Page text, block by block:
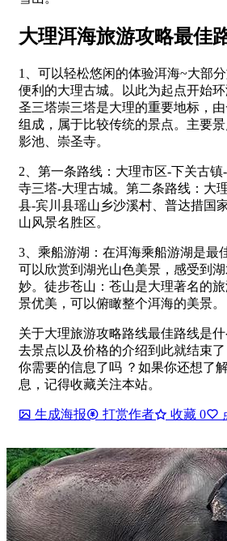
大理洱海旅游攻略最佳
1、可以轻松悠闲的体验洱海~大部
便利的大理古城。以此为起点开始
圣三塔崇三塔是大理的重要地标，
组成，属于比较传统的景点。主要
影池、崇圣寺。
2、第一条路线：大理市区-下关古
寺三塔-大理古城。第二条路线：大
县-宾川县瑶山乡沙溪村、普达措国
山风景名胜区。
3、乘船游湖：在洱海乘船游湖是最
可以欣赏到湖光山色美景，感受到
妙。徒步苍山：苍山是大理著名的
景优美，可以俯瞰整个洱海的美景。
关于大理旅游攻略路线最佳路线是
去景点以及价格的介绍到此就结束
你需要的信息了吗 ？如果你还想了
息，记得收藏关注本站。
生成海报 打赏作者 收藏 0